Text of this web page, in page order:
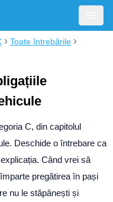
Toate întrebările
C, din capitolul
Deschide o întrebare ca
Când vrei să
pregătirea în pași
nu le stăpânești și